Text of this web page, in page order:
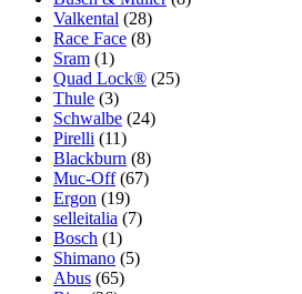
Valkental (28)
Race Face (8)
Sram (1)
Quad Lock® (25)
Thule (3)
Schwalbe (24)
Pirelli (11)
Blackburn (8)
Muc-Off (67)
Ergon (19)
selleitalia (7)
Bosch (1)
Shimano (5)
Abus (65)